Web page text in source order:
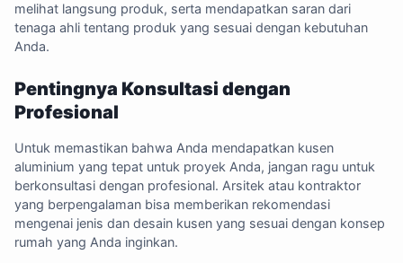
melihat langsung produk, serta mendapatkan saran dari
tenaga ahli tentang produk yang sesuai dengan kebutuhan
Anda.
Pentingnya Konsultasi dengan
Profesional
Untuk memastikan bahwa Anda mendapatkan kusen
aluminium yang tepat untuk proyek Anda, jangan ragu untuk
berkonsultasi dengan profesional. Arsitek atau kontraktor
yang berpengalaman bisa memberikan rekomendasi
mengenai jenis dan desain kusen yang sesuai dengan konsep
rumah yang Anda inginkan.